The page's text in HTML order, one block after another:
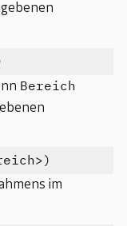
Bereich
im